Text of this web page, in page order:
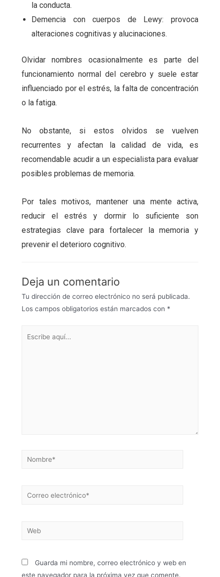
la conducta.
Demencia con cuerpos de Lewy: provoca
alteraciones cognitivas y alucinaciones.
Olvidar nombres ocasionalmente es parte del
funcionamiento normal del cerebro y suele estar
influenciado por el estrés, la falta de concentración
o la fatiga.
No obstante, si estos olvidos se vuelven
recurrentes y afectan la calidad de vida, es
recomendable acudir a un especialista para evaluar
posibles problemas de memoria.
Por tales motivos, mantener una mente activa,
reducir el estrés y dormir lo suficiente son
estrategias clave para fortalecer la memoria y
prevenir el deterioro cognitivo.
Deja un comentario
Tu dirección de correo electrónico no será publicada.
Los campos obligatorios están marcados con *
Guarda mi nombre, correo electrónico y web en
este navegador para la próxima vez que comente.